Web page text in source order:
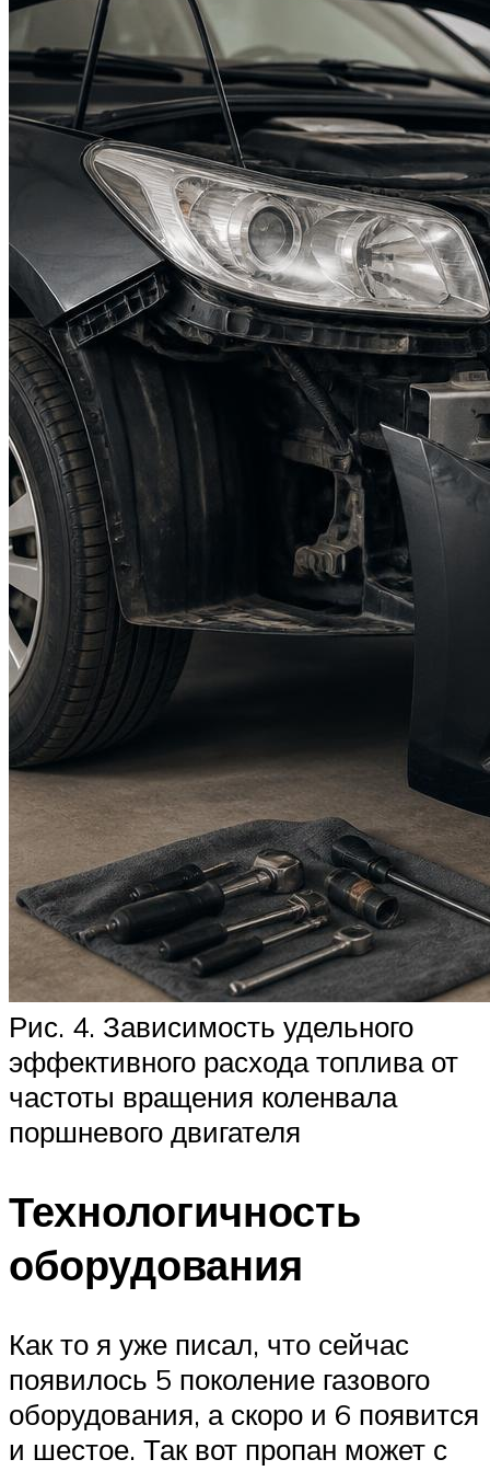
Рис. 4. Зависимость удельного
эффективного расхода топлива от
частоты вращения коленвала
поршневого двигателя
Технологичность
оборудования
Как то я уже писал, что сейчас
появилось 5 поколение газового
оборудования, а скоро и 6 появится
и шестое. Так вот пропан может с